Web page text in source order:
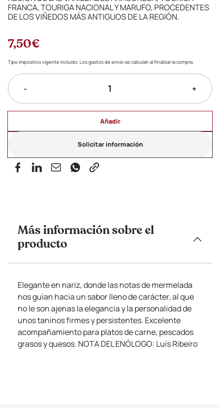
FRANCA, TOURIGA NACIONAL Y MARUFO, PROCEDENTES
DE LOS VIÑEDOS MÁS ANTIGUOS DE LA REGIÓN.
7,50€
Tipo impositivo vigente incluido. Los gastos de envío se calculan al finalizar la compra.
- +
Añadir
Solicitar información
Más información sobre el
producto
Elegante en nariz, donde las notas de mermelada
nos guían hacia un sabor lleno de carácter, al que
no le son ajenas la elegancia y la personalidad de
unos taninos firmes y persistentes. Excelente
acompañamiento para platos de carne, pescados
grasos y quesos. NOTA DEL ENÓLOGO: Luís Ribeiro